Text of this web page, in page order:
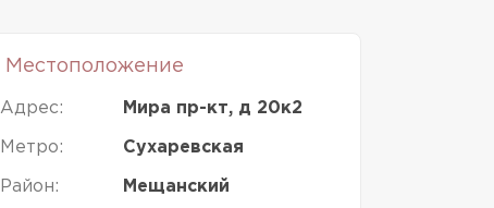
Местоположение
Адрес: Мира пр-кт, д 20к2
Метро: Сухаревская
Район: Мещанский